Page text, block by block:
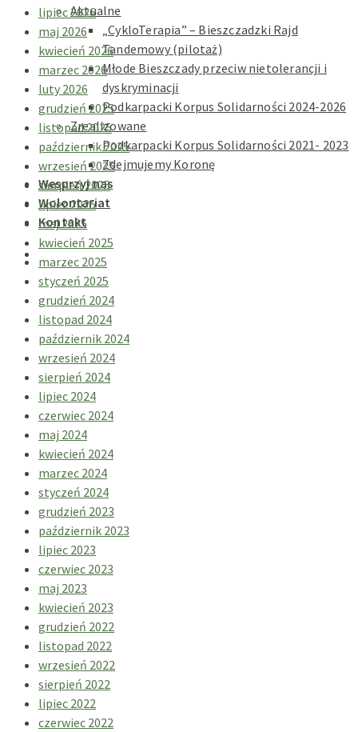
Aktualne
„CykloTerapia” – Bieszczadzki Rajd
Tandemowy (pilotaż)
Młode Bieszczady przeciw nietolerancji i
dyskryminacji
Podkarpacki Korpus Solidarności 2024-2026
Zrealizowane
Podkarpacki Korpus Solidarności 2021- 2023
Zdejmujemy Koronę
Wesprzyj nas
Wolontariat
Kontakt
lipiec 2026
maj 2026
kwiecień 2026
marzec 2026
luty 2026
grudzień 2025
listopad 2025
październik 2025
wrzesień 2025
sierpień 2025
lipiec 2025
maj 2025
kwiecień 2025
marzec 2025
styczeń 2025
grudzień 2024
listopad 2024
październik 2024
wrzesień 2024
sierpień 2024
lipiec 2024
czerwiec 2024
maj 2024
kwiecień 2024
marzec 2024
styczeń 2024
grudzień 2023
październik 2023
lipiec 2023
czerwiec 2023
maj 2023
kwiecień 2023
grudzień 2022
listopad 2022
wrzesień 2022
sierpień 2022
lipiec 2022
czerwiec 2022